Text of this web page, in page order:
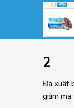
dung
2
Đã xuất
giảm ma